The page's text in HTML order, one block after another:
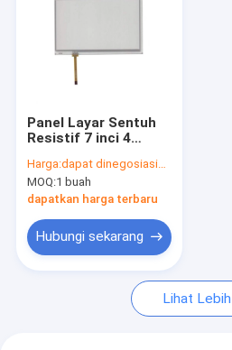
Wisata pabrik
Berita
Semua Kasus
Monitor Sentuh PCAP
Panel Layar Sentuh
Resistif 7 inci 4
Tampilan Industri
Harga:dapat dinegosiasikan
MOQ:1 buah
dapatkan harga terbaru
Hubungi sekarang
Lihat Lebih